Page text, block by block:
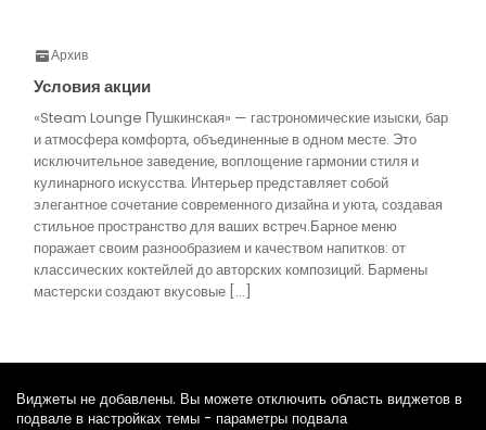
Архив
Условия акции
«Steam Lounge Пушкинская» — гастрономические изыски, бар
и атмосфера комфорта, объединенные в одном месте. Это
исключительное заведение, воплощение гармонии стиля и
кулинарного искусства. Интерьер представляет собой
элегантное сочетание современного дизайна и уюта, создавая
стильное пространство для ваших встреч.Барное меню
поражает своим разнообразием и качеством напитков: от
классических коктейлей до авторских композиций. Бармены
мастерски создают вкусовые […]
Виджеты не добавлены. Вы можете отключить область виджетов в
подвале в настройках темы - параметры подвала